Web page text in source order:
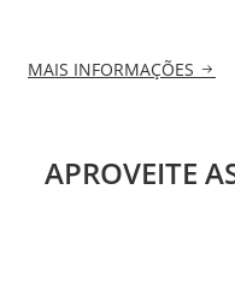
MAIS INFORMAÇÕES
APROVEITE